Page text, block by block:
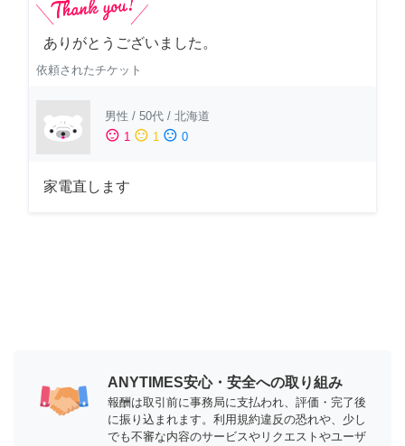
ありがとうございました。
依頼されたチケット
男性 / 50代 / 北海道
sentiment_satisfied 1 sentiment_neutral 1 sentiment_dissatisfied 0
家電直します
ANYTIMES安心・安全への取り組み
報酬は取引前に事務局に支払われ、評価・完了後
に振り込まれます。利用規約違反の恐れや、少し
でも不審な内容のサービスやリクエストやユーザ